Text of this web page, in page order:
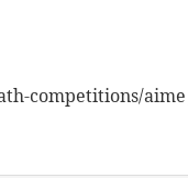
competitions/aime